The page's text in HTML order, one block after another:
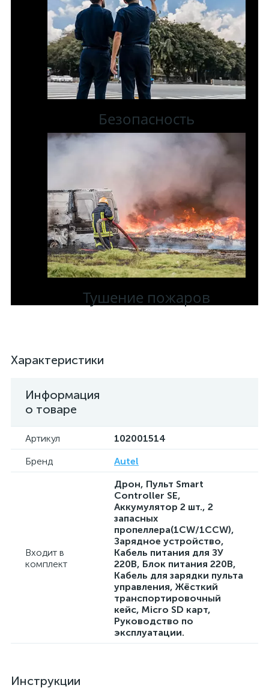
Безопасность
Тушение пожаров
Характеристики
Информация
о товаре
Артикул
102001514
Бренд
Autel
Входит в
комплект
Дрон, Пульт Smart
Controller SE,
Аккумулятор 2 шт., 2
запасных
пропеллера(1CW/1CCW),
Зарядное устройство,
Кабель питания для ЗУ
220В, Блок питания 220В,
Кабель для зарядки пульта
управления, Жёсткий
транспортировочный
кейс, Micro SD карт,
Руководство по
эксплуатации.
Инструкции